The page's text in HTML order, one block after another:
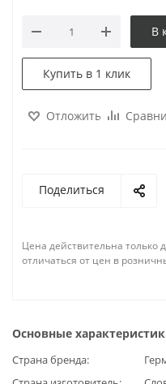
В
Купить в 1 клик
Отложить
Поделиться
Цена действительна только
отличаться от цен в
Основные
Страна бренда